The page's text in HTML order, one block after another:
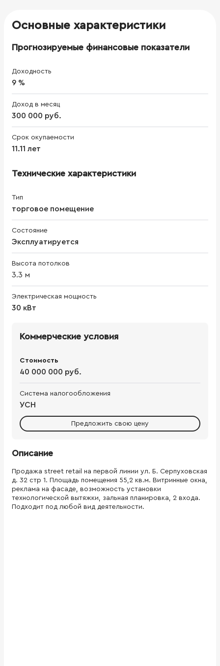
Основные характеристики
Прогнозируемые финансовые показатели
Доходность
9 %
Доход в месяц
300 000 руб.
Срок окупаемости
11.11 лет
Технические характеристики
Тип
торговое помещение
Состояние
Эксплуатируется
Высота потолков
3.3 м
Электрическая мощность
30 кВт
Коммерческие условия
Стоимость
40 000 000 руб.
Система налогообложения
УСН
Предложить свою цену
Описание
Продажа street retail на первой линии ул. Б. Серпуховская
д. 32 стр 1. Площадь помещения 55,2 кв.м. Витринные окна,
реклама на фасаде, возможность установки
технологической вытяжки, зальная планировка, 2 входа.
Подходит под любой вид деятельности.